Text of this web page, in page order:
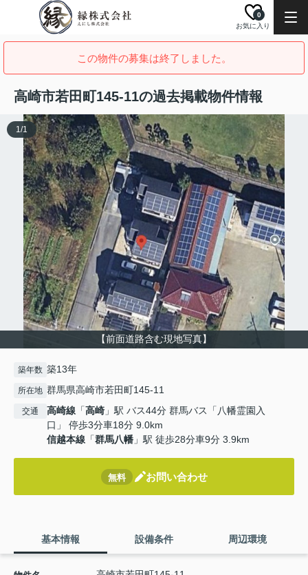
お気に入り
0
この物件の募集は終了しました。
高崎市若田町145-11の過去掲載物件情報
【前面道路含む現地写真】
1/1
築年数 築13年
所在地 群馬県高崎市若田町145-11
交通 高崎線 「高崎 」駅 バス44分 群馬バス「八幡霊園入
口」 停歩3分車18分 9.0km
信越本線 「群馬八幡 」駅 徒歩28分車9分 3.9km
無料 お問い合わせ
基本情報 設備条件 周辺環境